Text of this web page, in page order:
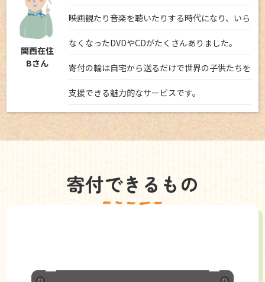
関西在住
Bさん
映画観たり音楽を聴いたりする時代になり、いら
なくなったDVDやCDがたくさんありました。
寄付の輪は自宅から送るだけで世界の子供たちを
支援できる魅力的なサービスです。
寄付できるもの